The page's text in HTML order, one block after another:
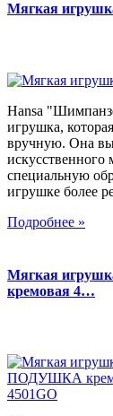
Мягкая
Hansa
игрушка,
вручную. Она
специальную
игрушке более
Подробнее »
Мягкая
кремовая 4…